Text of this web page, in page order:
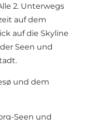
2. Unterwegs
auf dem
auf die Skyline
Seen und
und dem
Seen und